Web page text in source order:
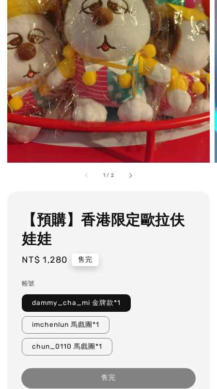
1 / 2
【預購】香港限定歐拉伕
娃娃
Regular
NT$ 1,280 售完
帳號
dammy_cha_mi 金牌款*1
imchenlun 馬戲團*1
chun_0110 馬戲團*1
售完